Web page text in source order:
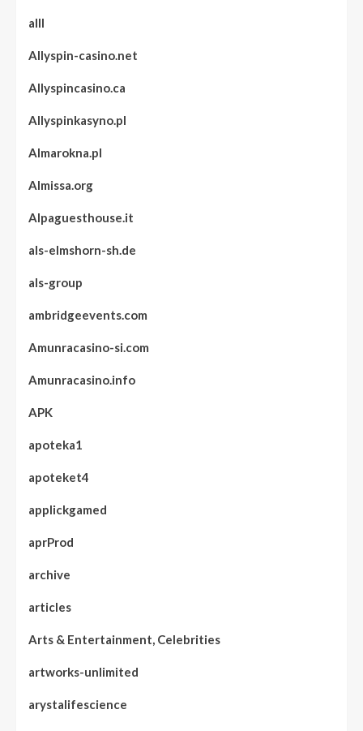
alll
Allyspin-casino.net
Allyspincasino.ca
Allyspinkasyno.pl
Almarokna.pl
Almissa.org
Alpaguesthouse.it
als-elmshorn-sh.de
als-group
ambridgeevents.com
Amunracasino-si.com
Amunracasino.info
APK
apoteka1
apoteket4
applickgamed
aprProd
archive
articles
Arts & Entertainment, Celebrities
artworks-unlimited
arystalifescience